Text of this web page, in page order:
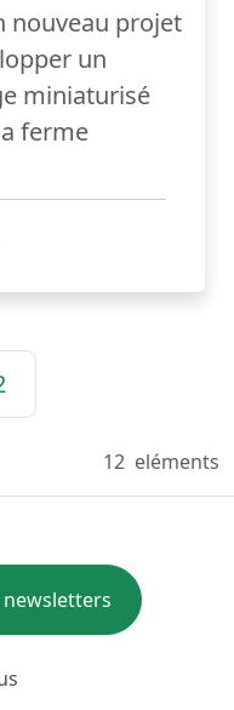
nouveau projet
un
miniaturisé
ferme
12 eléments